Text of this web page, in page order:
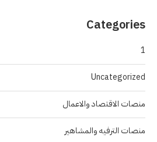
Categories
1
Uncategorized
منصات الاقتصاد والاعمال
منصات الترفيه والمشاهير